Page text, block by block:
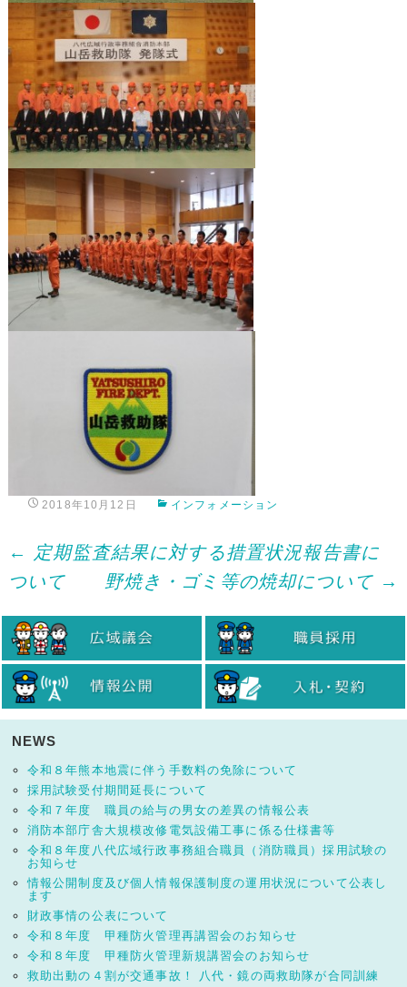
2018年10月12日 インフォメーション
Post
navigation
←
定期監査結果に対する措置状況報告書に
ついて
野焼き・ゴミ等の焼却について →
NEWS
令和８年熊本地震に伴う手数料の免除について
採用試験受付期間延長について
令和７年度 職員の給与の男女の差異の情報公表
消防本部庁舎大規模改修電気設備工事に係る仕様書等
令和８年度八代広域行政事務組合職員（消防職員）採用試験の
お知らせ
情報公開制度及び個人情報保護制度の運用状況について公表し
ます
財政事情の公表について
令和８年度 甲種防火管理再講習会のお知らせ
令和８年度 甲種防火管理新規講習会のお知らせ
救助出動の４割が交通事故！ 八代・鏡の両救助隊が合同訓練